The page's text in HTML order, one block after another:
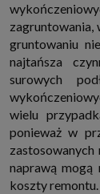
tę zgodę, w
czas jej
(zwykle nie
podstawą
do czasu
księgowym,
podstawie
taki podmiot
nich do
Cookies
Na naszych
np. cookie
zagruntowania,
gruntowaniu
najtańsza
surowych
wielu
ponieważ w
zastosowanych
naprawą mogą
koszty remontu.